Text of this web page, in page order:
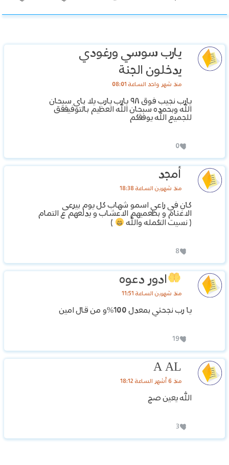
يارب سوسي ورغودي
يدخلون الجنة
منذ شهر واحد الساعة 08:01
يارب نجيب فوق ٩٨ يارب يارب يلا باي سبحان
الله وبحمده سبحان الله العظيم بالتوفيققق
للجميع الله يوفقكم
0
أمجد
منذ شهرين الساعة 18:38
كان في راعي اسمو شهاب كل يوم بيرعى
الاغنام و بطعميهم الاعشاب و يدلعهم ع التمام
( نسيت التكمله والله
)
8
ادور دعوه
منذ شهرين الساعة 11:51
يا رب نجحني بمعدل 100%و من قال امين
19
A AL
منذ 6 أشهر الساعة 18:12
الله يعين صج
3